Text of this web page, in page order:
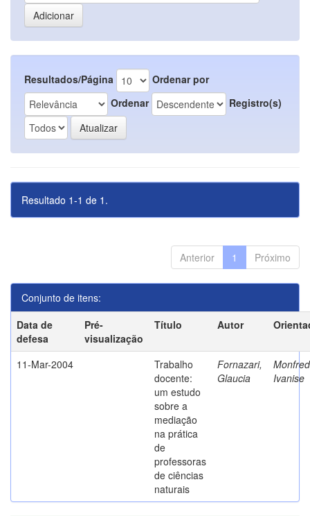
Resultados/Página
Ordenar por
Ordenar
Registro(s)
Resultado 1-1 de 1.
Anterior 1 Próximo
Conjunto de itens:
Data de
defesa
Pré-
visualização
Título Autor
11-Mar-2004
Trabalho
docente:
um estudo
sobre a
mediação
na prática
de
professoras
de ciências
naturais
Fornazari,
Glaucia
Ivanise